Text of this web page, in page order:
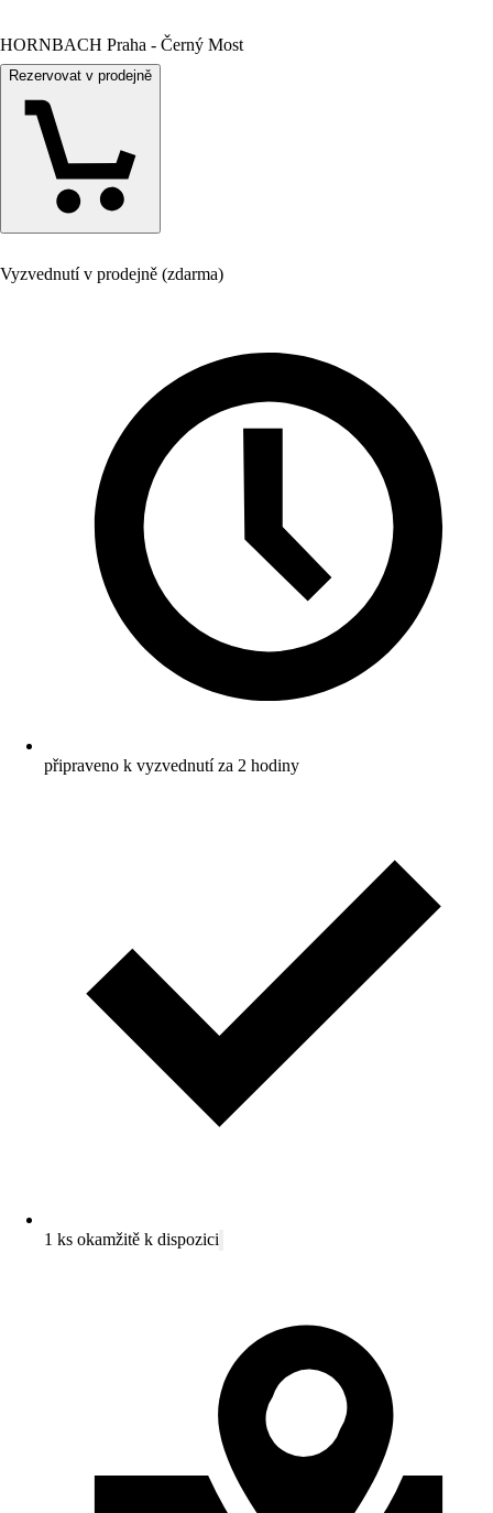
HORNBACH Praha - Černý Most
Rezervovat v prodejně
Vyzvednutí v prodejně (zdarma)
připraveno k vyzvednutí za 2 hodiny
1 ks okamžitě k dispozici